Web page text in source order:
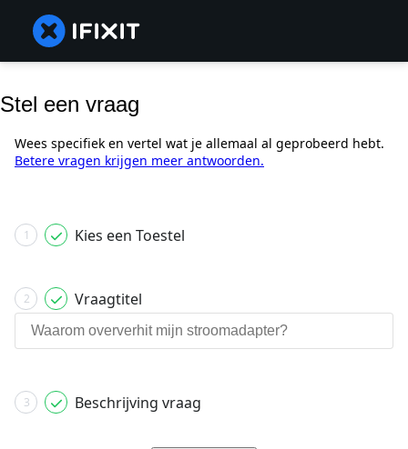
Stel een vraag
Wees specifiek en vertel wat je allemaal al geprobeerd hebt.
Betere vragen krijgen meer antwoorden.
1 Kies een Toestel
2 Vraagtitel
3 Beschrijving vraag